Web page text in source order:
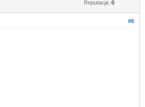
Reputacja: 0
#6